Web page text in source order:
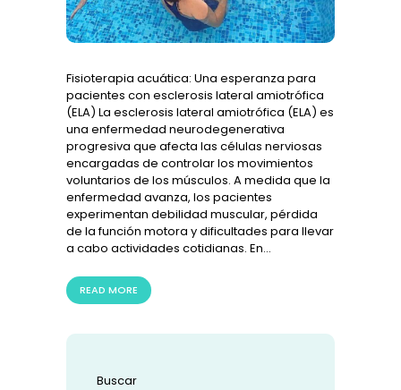
Fisioterapia acuática: Una esperanza para
pacientes con esclerosis lateral amiotrófica
(ELA) La esclerosis lateral amiotrófica (ELA) es
una enfermedad neurodegenerativa
progresiva que afecta las células nerviosas
encargadas de controlar los movimientos
voluntarios de los músculos. A medida que la
enfermedad avanza, los pacientes
experimentan debilidad muscular, pérdida
de la función motora y dificultades para llevar
a cabo actividades cotidianas. En…
READ MORE
Buscar